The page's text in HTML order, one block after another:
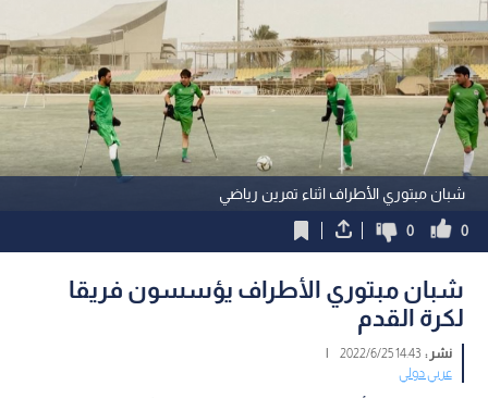
شبان مبتوري الأطراف اثناء تمرين رياضي
0
0
شبان مبتوري الأطراف يؤسسون فريقا
لكرة القدم
نشر :14:43 2022/6/25
|
عربي دولي